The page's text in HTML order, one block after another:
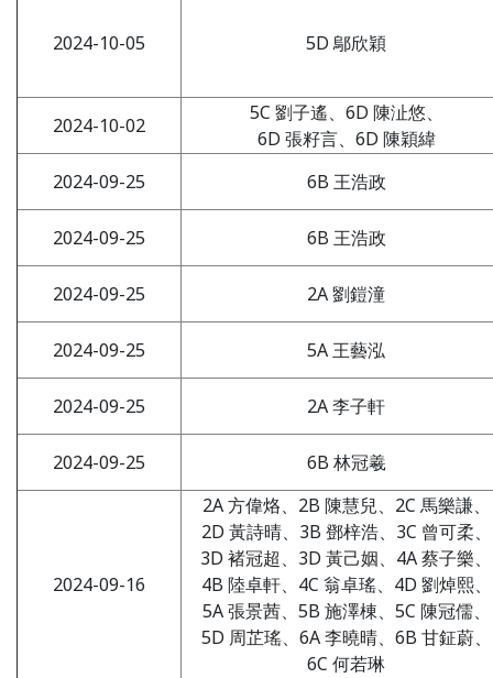
2024-10-05 5D 鄔欣穎
2024-10-02
5C 劉子遙、6D 陳沚悠、
6D 張籽言、6D 陳穎緯
2024-09-25
6B 王浩政
2024-09-25 6B 王浩政
2024-09-25 2A 劉鎧潼
2024-09-25 5A 王藝泓
2024-09-25 2A 李子軒
2024-09-25 6B 林冠羲
2024-09-16
2A 方偉烙、2B 陳慧兒、2C 馬樂謙、
2D 黃詩晴、3B 鄧梓浩、3C 曾可柔、
3D 褚冠超、3D 黃己姻、4A 蔡子樂、
4B 陸卓軒、4C 翁卓瑤、4D 劉焯熙、
5A 張景茜、5B 施澤棟、5C 陳冠儒、
5D 周芷瑤、6A 李曉晴、6B 甘鉦蔚、
6C 何若琳